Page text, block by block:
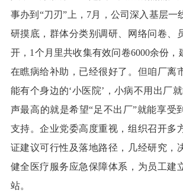
事办到“刀刃”上，7月，公司深入基层一
研摸底，群体分类别调研、网络问卷、
开，1个月里共收集有效问卷6000余份，
在瞧病给补助，已经很好了。但咱厂离
能有个身边的‘小医院’，小病不用出厂
声最高的就是希望“足不出厂”就能享受
支持。企业党委高度重视，组织召开多
证建议可行性及落地路径，几经研究，
健全医疗服务应急保障体系，为员工建
站。